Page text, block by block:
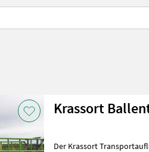
Krassort
Der Krassort